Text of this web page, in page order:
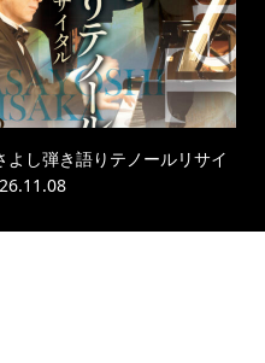
よし弾き語りテノールリサイ